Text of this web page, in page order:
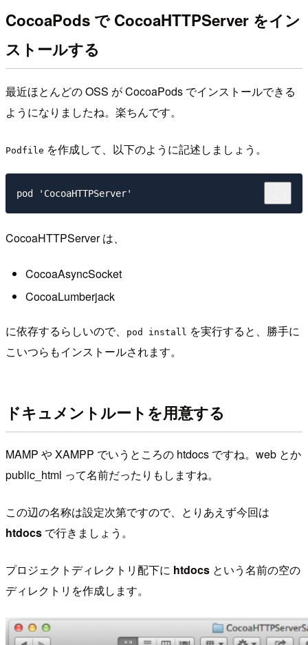
CocoaPods で CocoaHTTPServer をイン
ストールする
最近ほとんどの OSS が CocoaPods でインストールできる
ようになりましたね。楽ちんです。
Podfile を作成して、以下のように記述しましょう。
CocoaHTTPServer は、
CocoaAsyncSocket
CocoaLumberjack
に依存するらしいので、 pod install を実行すると、勝手に
こいつらもインストールされます。
ドキュメントルートを用意する
MAMP や XAMPP でいうところの htdocs ですね。web とか
public_html って名前だったりもしますね。
この辺の名称は設定次第ですので、とりあえず今回は
htdocs で行きましょう。
プロジェクトディレクトリ配下に htdocs という名前の空の
ディレクトリを作成します。